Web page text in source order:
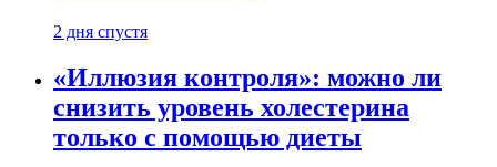
2 дня спустя
«Иллюзия контроля»: можно ли
снизить уровень холестерина
только с помощью диеты